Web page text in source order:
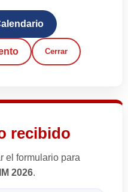
Cerrar
recibido
el formulario para
2026.